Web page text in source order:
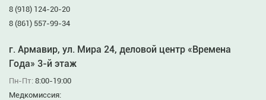
8 (918) 124-20-20
8 (861) 557-99-34
г. Армавир, ул. Мира 24, деловой центр «Времена
Года» 3-й этаж
Пн-Пт: 8:00-19:00
Медкомиссия: